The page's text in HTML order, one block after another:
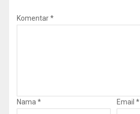
Komentar*
Nama* Email *